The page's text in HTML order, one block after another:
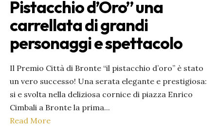
Pistacchio d’Oro” una
carrellata di grandi
personaggi e spettacolo
Il Premio Città di Bronte “il pistacchio d’oro” è stato
un vero successo! Una serata elegante e prestigiosa:
si e svolta nella deliziosa cornice di piazza Enrico
Cimbali a Bronte la prima...
Read More